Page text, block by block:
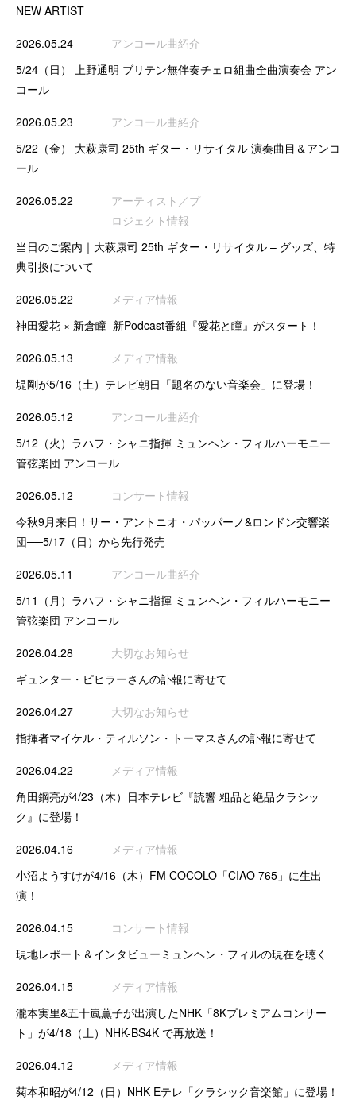
NEW ARTIST
2026.05.24
アンコール曲紹介
5/24（日） 上野通明 ブリテン無伴奏チェロ組曲全曲演奏会 アン
コール
2026.05.23
アンコール曲紹介
5/22（金） 大萩康司 25th ギター・リサイタル 演奏曲目＆アンコ
ール
2026.05.22
アーティスト／プ
ロジェクト情報
当日のご案内｜大萩康司 25th ギター・リサイタル – グッズ、特
典引換について
2026.05.22
メディア情報
神田愛花 × 新倉瞳 新Podcast番組『愛花と瞳』がスタート！
2026.05.13
メディア情報
堤剛が5/16（土）テレビ朝日「題名のない音楽会」に登場！
2026.05.12
アンコール曲紹介
5/12（火）ラハフ・シャニ指揮 ミュンヘン・フィルハーモニー
管弦楽団 アンコール
2026.05.12
コンサート情報
今秋9月来日！サー・アントニオ・パッパーノ&ロンドン交響楽
団──5/17（日）から先行発売
2026.05.11
アンコール曲紹介
5/11（月）ラハフ・シャニ指揮 ミュンヘン・フィルハーモニー
管弦楽団 アンコール
2026.04.28
大切なお知らせ
ギュンター・ピヒラーさんの訃報に寄せて
2026.04.27
大切なお知らせ
指揮者マイケル・ティルソン・トーマスさんの訃報に寄せて
2026.04.22
メディア情報
角田鋼亮が4/23（木）日本テレビ『読響 粗品と絶品クラシッ
ク』に登場！
2026.04.16
メディア情報
小沼ようすけが4/16（木）FM COCOLO「CIAO 765」に生出
演！
2026.04.15
コンサート情報
現地レポート＆インタビューミュンヘン・フィルの現在を聴く
2026.04.15
メディア情報
瀧本実里&五十嵐薫子が出演したNHK「8Kプレミアムコンサー
ト」が4/18（土）NHK-BS4K で再放送！
2026.04.12
メディア情報
菊本和昭が4/12（日）NHK Eテレ「クラシック音楽館」に登場！